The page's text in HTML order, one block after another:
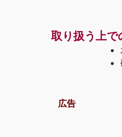
取り扱う上で
広告